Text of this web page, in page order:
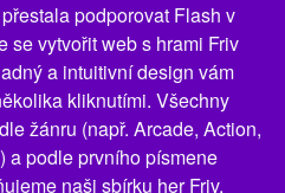
podporovat Flash v
se vytvořit web s hrami Friv
a intuitivní design vám
kliknutími. Všechny
žánru (např. Arcade, Action,
a podle prvního písmene
naši sbírku her Friv,